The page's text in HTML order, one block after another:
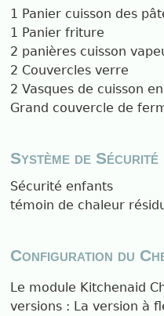
1 Panier cuisson des
1 Panier friture
2 panières cuisson
2 Couvercles verre
2 Vasques de cuisson
Grand couvercle de
Système de
Sécurité enfants
témoin de chaleur
Configuration du
Le module Kitchenaid
versions : La version à